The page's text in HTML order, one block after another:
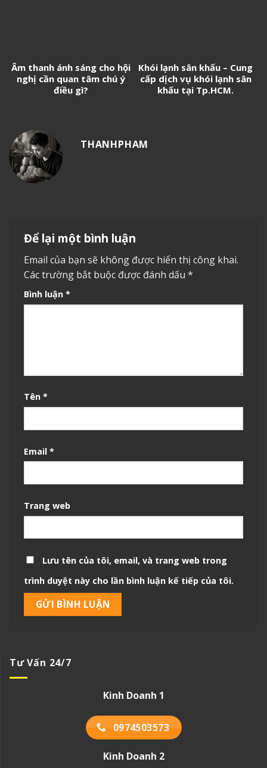
Âm thanh ánh sáng cho hội
nghị cần quan tâm chú ý
điều gì?
Khói lạnh sân khấu – Cung
cấp dịch vụ khói lạnh sân
khấu tại Tp.HCM.
THANHPHAM
Để lại một bình luận
Email của bạn sẽ không được hiển thị công khai.
Các trường bắt buộc được đánh dấu *
Bình luận *
Tên *
Email *
Trang web
Lưu tên của tôi, email, và trang web trong
trình duyệt này cho lần bình luận kế tiếp của tôi.
Tư Vấn 24/7
Kinh Doanh 1
0974503573
Kinh Doanh 2